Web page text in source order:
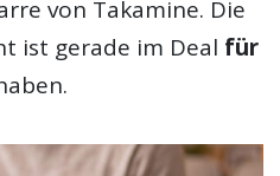
von Takamine. Die
ist gerade im Deal für